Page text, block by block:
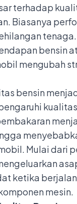
terhadap
Biasanya
bensin
mengubah
bensin
Mulai dari
ketika
mesin.